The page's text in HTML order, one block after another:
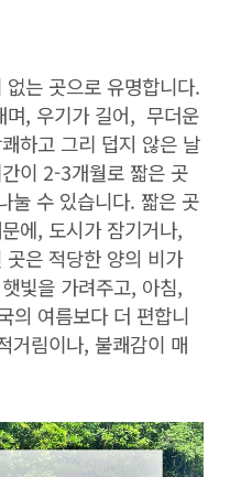
는 곳으로 유명합니다.
며, 우기가 길어, 무더운
하고 그리 덥지 않은 날
이 2-3개월로 짧은 곳
눌 수 있습니다. 짧은 곳
에, 도시가 잠기거나,
은 적당한 양의 비가
빛을 가려주고, 아침,
의 여름보다 더 편합니
거림이나, 불쾌감이 매